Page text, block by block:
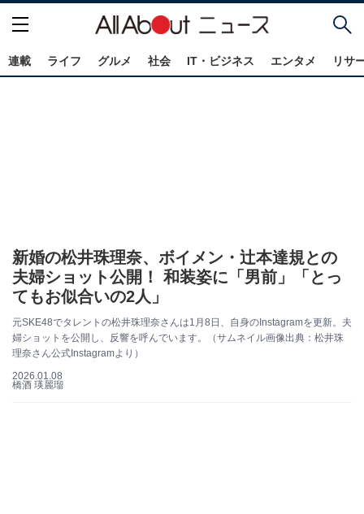
連載 ライフ グルメ 社会 IT・ビジネス エンタメ リサ
新婚の松井珠理奈、ボイメン・辻本達規との
夫婦ショット公開！ 和装姿に「男前」「とっ
てもお似合いの2人」
元SKE48でタレントの松井珠理奈さんは1月8日、自身のInstagramを更新。夫
婦ショットを公開し、反響を呼んでいます。（サムネイル画像出典：松井珠
理奈さん公式Instagramより）
2026.01.08
橋酒 瑛麗瑠